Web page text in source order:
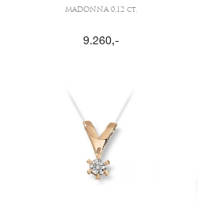
MADONNA 0,12 ct.
9.260,-